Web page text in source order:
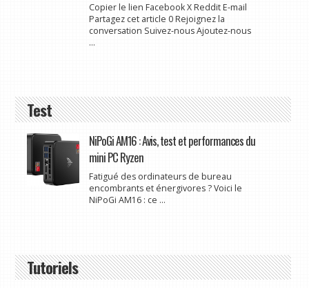
Copier le lien Facebook X Reddit E-mail
Partagez cet article 0 Rejoignez la
conversation Suivez-nous Ajoutez-nous
...
Test
NiPoGi AM16 : Avis, test et performances du
mini PC Ryzen
Fatigué des ordinateurs de bureau
encombrants et énergivores ? Voici le
NiPoGi AM16 : ce ...
Tutoriels